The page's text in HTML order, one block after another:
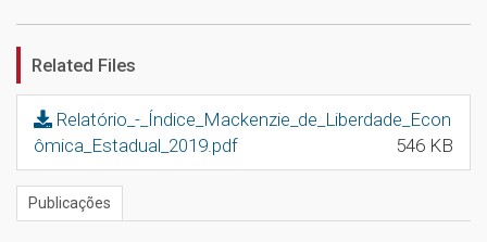
Related Files
Relatório_-_Índice_Mackenzie_de_Liberdade_Econ
ômica_Estadual_2019.pdf
546 KB
Publicações